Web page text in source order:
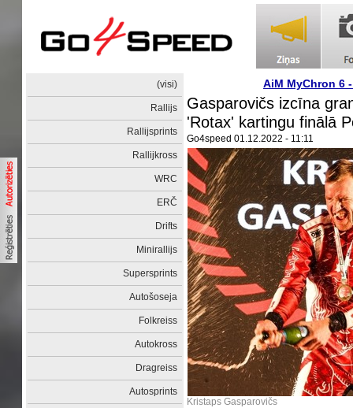
(visi)
Rallijs
Rallijsprints
Rallijkross
WRC
ERČ
Drifts
Minirallijs
Supersprints
Autošoseja
Folkreiss
Autokross
Dragreiss
Autosprints
AiM MyChron 6
Gasparovičs izcīna
'Rotax' kartingu finālā
Go4speed 01.12.2022 - 11:11
Kristaps Gasparovičs